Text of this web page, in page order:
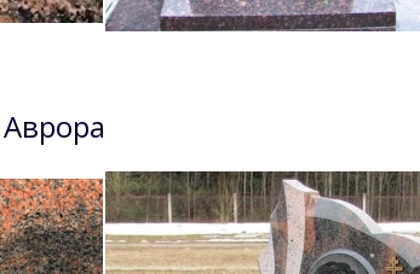
Аврора